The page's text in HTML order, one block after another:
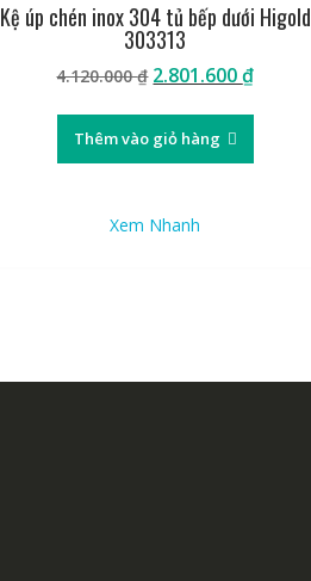
Kệ úp chén inox 304 tủ bếp dưới Higold
303313
4.120.000₫ Giá
là:
4.120.000 ₫.
2.801.600₫Giá
Thêm vào giỏ hàng
Xem Nhanh